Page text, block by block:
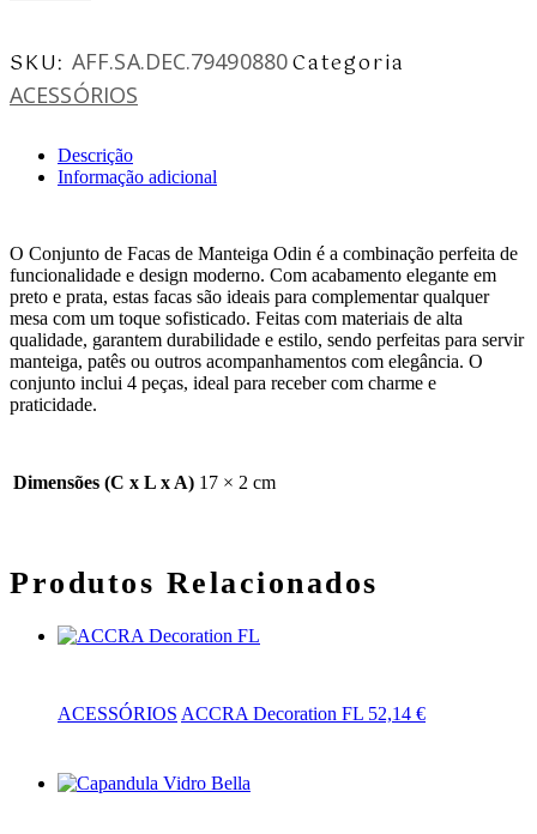
SKU: AFF.SA.DEC.79490880Categoria
ACESSÓRIOS
Descrição
Informação adicional
O Conjunto de Facas de Manteiga Odin é a combinação perfeita de
funcionalidade e design moderno. Com acabamento elegante em
preto e prata, estas facas são ideais para complementar qualquer
mesa com um toque sofisticado. Feitas com materiais de alta
qualidade, garantem durabilidade e estilo, sendo perfeitas para servir
manteiga, patês ou outros acompanhamentos com elegância. O
conjunto inclui 4 peças, ideal para receber com charme e
praticidade.
Dimensões (C x L x A) 17 × 2 cm
Produtos Relacionados
ACESSÓRIOS ACCRA Decoration FL 52,14 €